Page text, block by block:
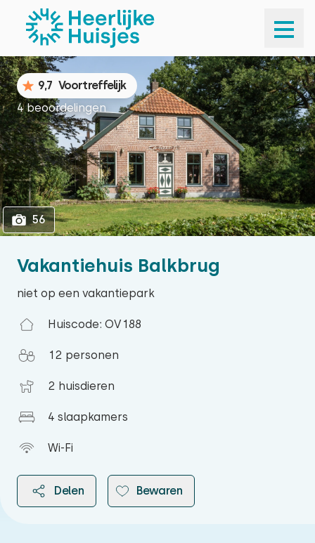
1
Vakantiehuis Balkbrug
niet op een vakantiepark
Huiscode: OV188
12 personen
2 huisdieren
4 slaapkamers
Wi-Fi
Delen Bewaren
9,7 Voortreffelijk
4 beoordelingen
56